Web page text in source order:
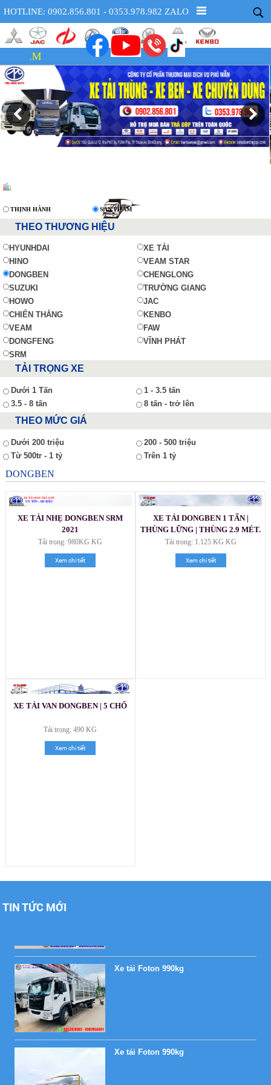
HOTLINE: 0902.856.801 - 0353.978.982 ZALO
THỊNH HÀNH SẢN PHẨM
THEO THƯƠNG HIỆU
HYUNHDAI
XE TẢI
HINO
VEAM STAR
DONGBEN
CHENGLONG
SUZUKI
TRƯỜNG GIANG
HOWO
JAC
CHIẾN THẮNG
KENBO
VEAM
FAW
DONGFENG
VĨNH PHÁT
SRM
TẢI TRỌNG XE
Dưới 1 Tấn
1 - 3.5 tấn
3.5 - 8 tấn
8 tấn - trở lên
THEO MỨC GIÁ
Dưới 200 triệu
200 - 500 triệu
Từ 500tr - 1 tỷ
Trên 1 tỷ
DONGBEN
XE TẢI NHẸ DONGBEN SRM
2021
Tải trọng: 980KG KG
Xem chi tiết
XE TẢI DONGBEN 1 TẤN |
THÙNG LỮNG | THÙNG 2.9 MÉT.
Tải trọng: 1.125 KG KG
Xem chi tiết
XE TẢI VAN DONGBEN | 5 CHỔ
Tải trọng: 490 KG
Xem chi tiết
TIN TỨC MỚI